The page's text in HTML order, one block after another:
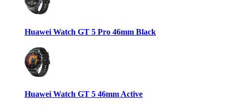
Huawei Watch GT 5 Pro 46mm Black
Huawei Watch GT 5 46mm Active